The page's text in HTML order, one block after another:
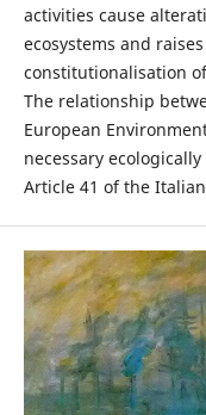
activities cause
ecosystems and
constitutionalisation
The relationship
European
necessary
Article 41 of the